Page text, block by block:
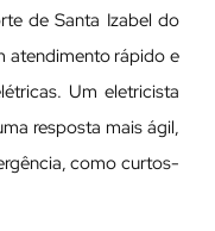
de Santa Izabel do
atendimento rápido e
Um eletricista
resposta mais ágil,
como curtos-